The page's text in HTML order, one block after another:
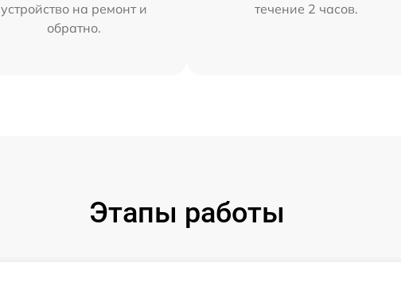
устройство на ремонт и
обратно.
течение 2 часов.
Этапы работы